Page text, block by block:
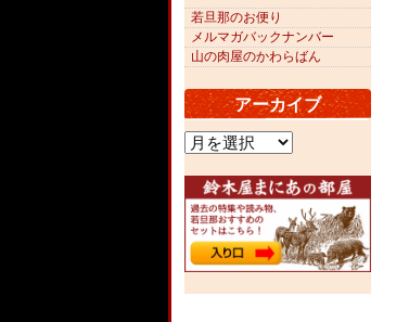
若旦那のお便り
メルマガバックナンバー
山の肉屋のかわらばん
アーカイブ
ア
ー
カ
イ
ブ